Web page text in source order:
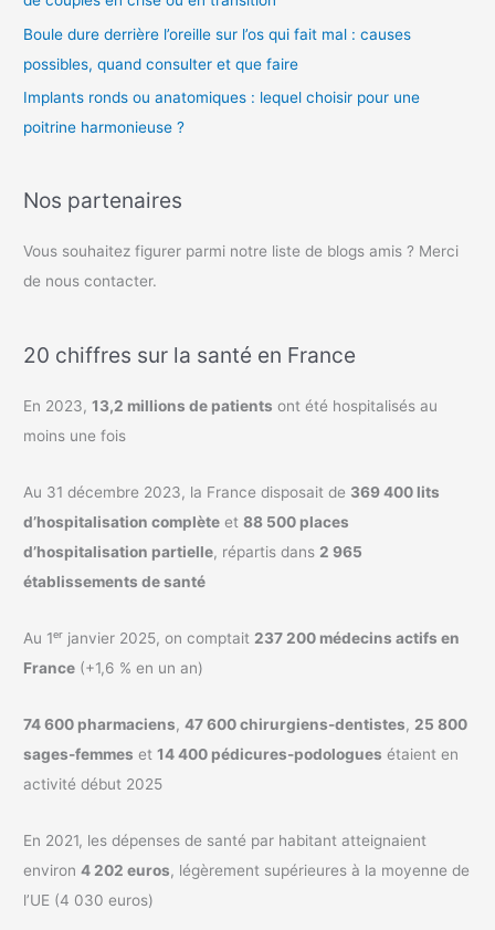
Boule dure derrière l’oreille sur l’os qui fait mal : causes
possibles, quand consulter et que faire
Implants ronds ou anatomiques : lequel choisir pour une
poitrine harmonieuse ?
Nos partenaires
Vous souhaitez figurer parmi notre liste de blogs amis ? Merci
de nous contacter.
20 chiffres sur la santé en France
En 2023,13,2 millions de patients ont été hospitalisés au
moins une fois
Au 31 décembre 2023, la France disposait de 369 400 lits
d’hospitalisation complète et88 500 places
d’hospitalisation partielle, répartis dans 2 965
établissements de santé
Au 1ᵉʳ janvier 2025, on comptait 237 200 médecins actifs en
France (+1,6 % en un an)
74 600 pharmaciens,47 600 chirurgiens-dentistes, 25 800
sages-femmes et14 400 pédicures-podologues étaient en
activité début 2025
En 2021, les dépenses de santé par habitant atteignaient
environ4 202 euros, légèrement supérieures à la moyenne de
l’UE (4 030 euros)